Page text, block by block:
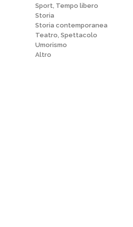
Sport, Tempo libero
Storia
Storia contemporanea
Teatro, Spettacolo
Umorismo
Altro